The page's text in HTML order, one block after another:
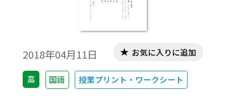
2018年04月11日
高 国語 授業プリント・ワークシート
お気に入りに追加